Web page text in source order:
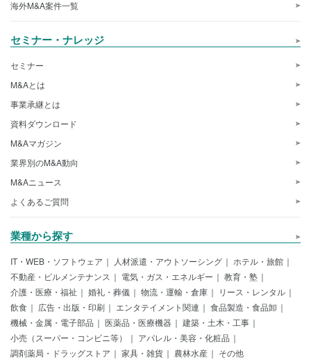
海外M&A案件一覧
セミナー・ナレッジ
セミナー
M&Aとは
事業承継とは
資料ダウンロード
M&Aマガジン
業界別のM&A動向
M&Aニュース
よくあるご質問
業種から探す
IT・WEB・ソフトウェア 人材派遣・アウトソーシング
ホテル・旅館
不動産・ビルメンテナンス
電気・ガス・エネルギー
教育・塾
介護・医療・福祉
婚礼・葬儀 物流・運輸・倉庫
リース・レンタル
飲食
広告・出版・印刷 エンタテイメント関連
食品製造・食品卸
機械・金属・電子部品
医薬品・医療機器
建築・土木・工事
小売（スーパー・コンビニ等）
アパレル・美容・化粧品
調剤薬局・ドラッグストア
家具・雑貨 農林水産 その他